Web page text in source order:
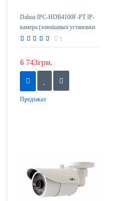
Dahua IPC-HDB4100F-PT IP-
камера (зовнішньої установки
антивандальна) 1
6 743грн.
Предзаказ